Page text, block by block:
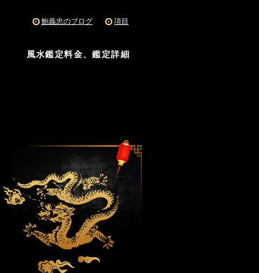
鮑義忠のブログ 項目
風水鑑定料金、鑑定詳細